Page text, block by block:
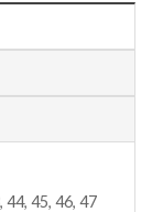
44, 45, 46, 47